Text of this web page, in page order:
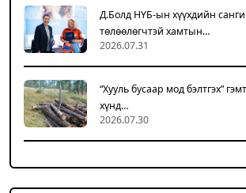
Д.Болд НҮБ-ын хүүхдийн
төлөөлөгчтэй хамтын…
2026.07.31
“Хууль бусаар мод бэлтгэх”
хүнд…
2026.07.30